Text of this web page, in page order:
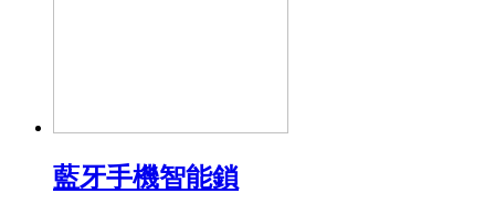
藍牙手機智能鎖